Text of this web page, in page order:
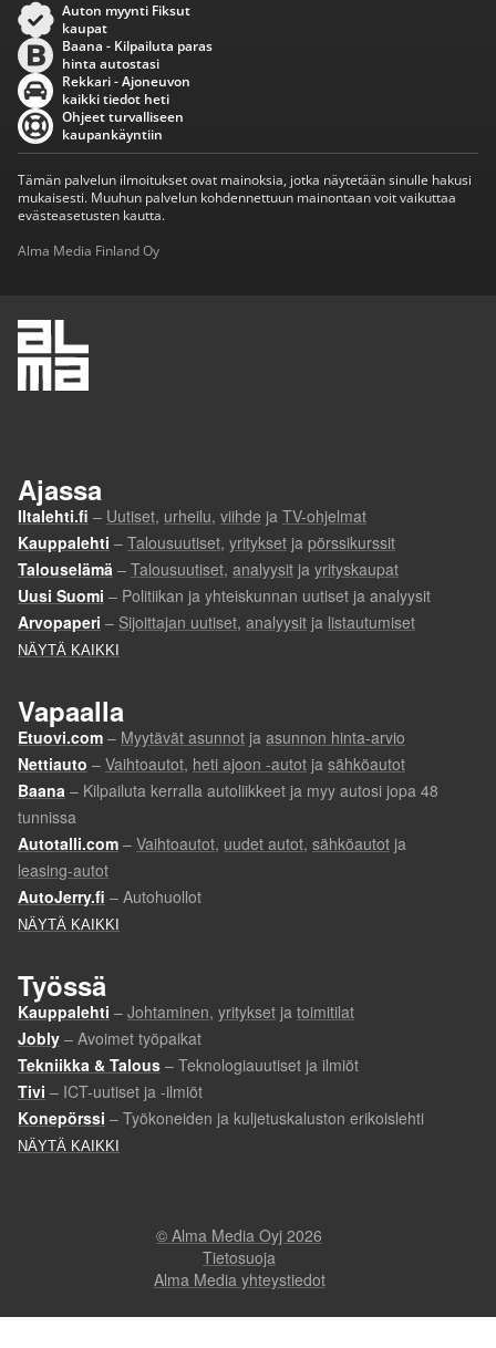
Auton myynti Fiksut
kaupat
Baana - Kilpailuta paras
hinta autostasi
Rekkari - Ajoneuvon
kaikki tiedot heti
Ohjeet turvalliseen
kaupankäyntiin
Tämän palvelun ilmoitukset ovat mainoksia, jotka näytetään sinulle hakusi
mukaisesti. Muuhun palvelun kohdennettuun mainontaan voit vaikuttaa
evästeasetusten kautta.
Alma Media Finland Oy